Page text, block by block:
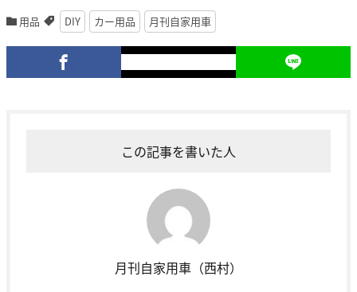
用品 DIY カー用品 月刊自家用車
この記事を書いた人
月刊自家用車（西村）